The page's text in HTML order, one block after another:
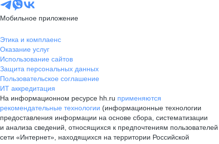
Мобильное приложение
Этика и комплаенс
Оказание услуг
Использование сайтов
Защита персональных данных
Пользовательское соглашение
ИТ аккредитация
На информационном ресурсе hh.ru применяются
рекомендательные технологии (информационные технологии
предоставления информации на основе сбора, систематизации
и анализа сведений, относящихся к предпочтениям пользователей
сети «Интернет», находящихся на территории Российской